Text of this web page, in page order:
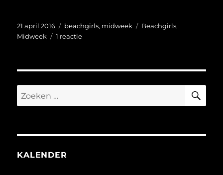
Geplaatst
op
21 april 2016 Categorieën
beachgirls, midweek Tags
Beachgirls,
Midweek
1 reactieop
Zoeken
naar:
KALENDER